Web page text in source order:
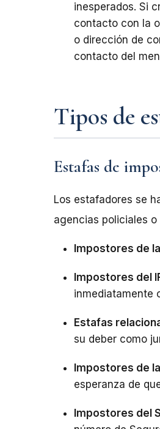
inesperados. Si
contacto con la
o dirección de
contacto del
Tipos de
Estafas de
Los estafadores se
agencias policiales
Impostores de
Impostores del
inmediatamente
Estafas
su deber como
Impostores de
esperanza de
Impostores del